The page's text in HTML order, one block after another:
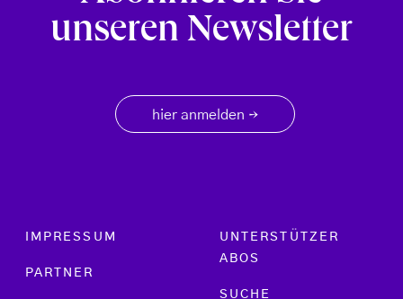
unseren Newsletter
hier anmelden →
Footer menu
IMPRESSUM
PARTNER
UNTERSTÜTZER
ABOS
SUCHE